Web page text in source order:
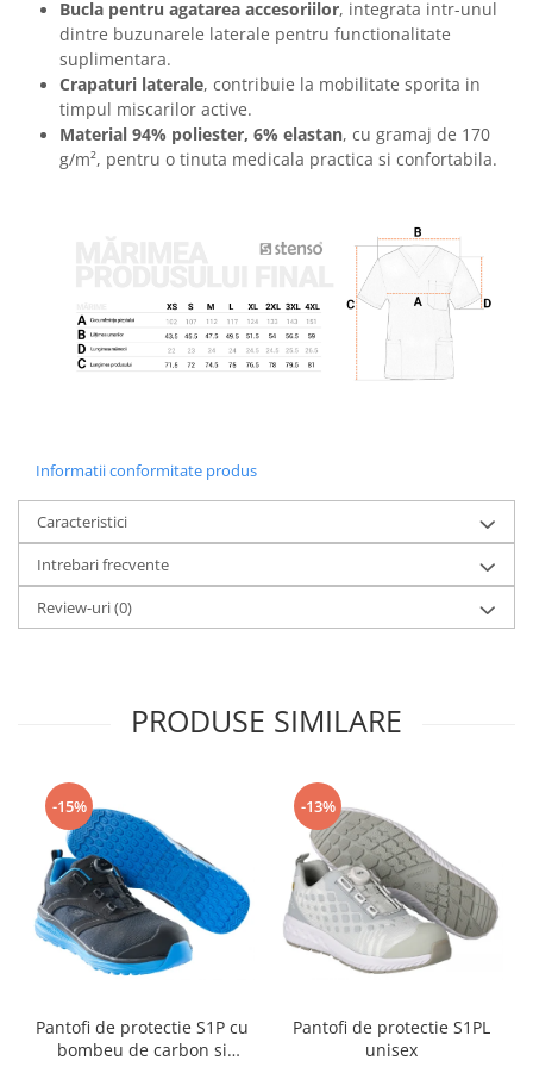
Masti de protectie respiratorie
Sepci, caciuli si esarfe
Pachete promotionale
Accesorii pentru protectia muncii
Sosete de lucru
Comunicare si prezentare
Flipchart-uri
Ecrane de proiectie
Accesorii prezentare
Table magnetice (whiteboard-uri)
Electronice si accesorii tech
Gadgeturi mobile
Baterii si acumulatori
Incarcatoare wireless
Incarcatoare cu fir si auto
Ceasuri smart - Smartwatch
Baterii externe - Powerbanks
Accesorii localizare (FindMy)
Cartuse, tonere, consumabile PC
ergonomice
Bucla pentru agatarea accesoriilor, integrata intr-unul
dintre buzunarele laterale pentru functionalitate
suplimentara.
Crapaturi laterale, contribuie la mobilitate sporita in
timpul miscarilor active.
Material 94% poliester, 6% elastan, cu gramaj de 170
g/m², pentru o tinuta medicala practica si confortabila.
Informatii conformitate produs
Caracteristici
Intrebari frecvente
Review-uri(0)
PRODUSE SIMILARE
-15%
Pantofi de protectie S1P cu
bombeu de carbon si
-13%
Pantofi de protectie S1PL
unisex